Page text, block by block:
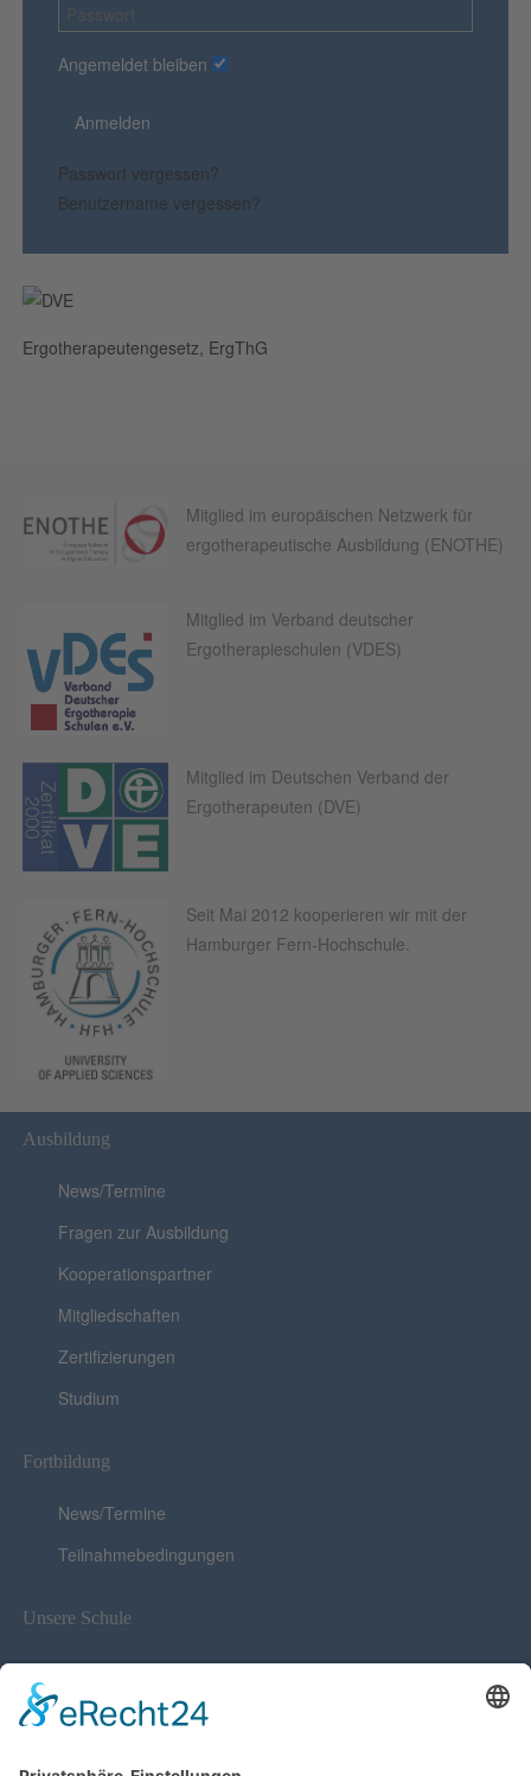
Angemeldet bleiben
Anmelden
Passwort vergessen?
Benutzername vergessen?
Ergotherapeutengesetz, ErgThG
Mitglied im europäischen Netzwerk für
ergotherapeutische Ausbildung (ENOTHE)
Mitglied im Verband deutscher
Ergotherapieschulen (VDES)
Mitglied im Deutschen Verband der
Ergotherapeuten (DVE)
Seit Mai 2012 kooperieren wir mit der
Hamburger Fern-Hochschule.
Ausbildung
News/Termine
Fragen zur Ausbildung
Kooperationspartner
Mitgliedschaften
Zertifizierungen
Studium
Fortbildung
News/Termine
Teilnahmebedingungen
Unsere Schule
News
Stellenausschreibung